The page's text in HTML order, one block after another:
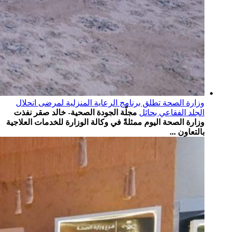
وزارة الصحة تطلق برنامج الرعاية المنزلية لمرضى انحلال
الجلد الفقاعي بحائل مجلّة الجودة الصحية- خالد صقر نفذت
وزارة الصحة اليوم ممثلةً في وكالة الوزارة للخدمات العلاجية
بالتعاون ...